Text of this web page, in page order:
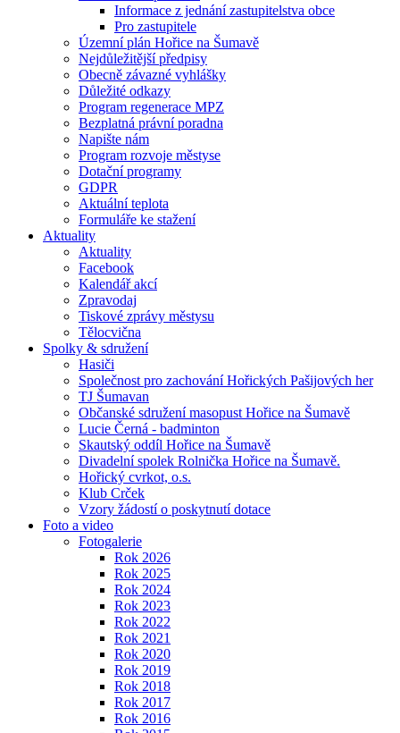
Informace z jednání zastupitelstva obce
Pro zastupitele
Územní plán Hořice na Šumavě
Nejdůležitější předpisy
Obecně závazné vyhlášky
Důležité odkazy
Program regenerace MPZ
Bezplatná právní poradna
Napište nám
Program rozvoje městyse
Dotační programy
GDPR
Aktuální teplota
Formuláře ke stažení
Aktuality
Aktuality
Facebook
Kalendář akcí
Zpravodaj
Tiskové zprávy městysu
Tělocvična
Spolky & sdružení
Hasiči
Společnost pro zachování Hořických Pašijových her
TJ Šumavan
Občanské sdružení masopust Hořice na Šumavě
Lucie Černá - badminton
Skautský oddíl Hořice na Šumavě
Divadelní spolek Rolnička Hořice na Šumavě.
Hořický cvrkot, o.s.
Klub Crček
Vzory žádostí o poskytnutí dotace
Foto a video
Fotogalerie
Rok 2026
Rok 2025
Rok 2024
Rok 2023
Rok 2022
Rok 2021
Rok 2020
Rok 2019
Rok 2018
Rok 2017
Rok 2016